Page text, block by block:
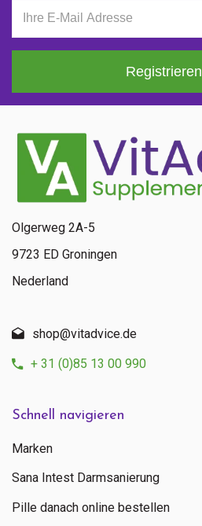
Registrieren
Schnell navigieren
Marken
Sana Intest Darmsanierung
Pille danach online bestellen
Olgerweg 2A-5
9723 ED Groningen
Nederland
shop@vitadvice.de
+ 31 (0)85 13 00 990